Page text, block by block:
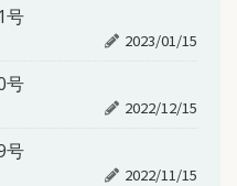
号
2023/01/15
号
2022/12/15
号
2022/11/15